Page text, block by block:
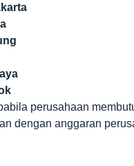
perusahaan
dengan anggaran